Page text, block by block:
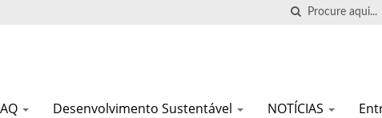
Desenvolvimento Sustentável NOTÍCIAS